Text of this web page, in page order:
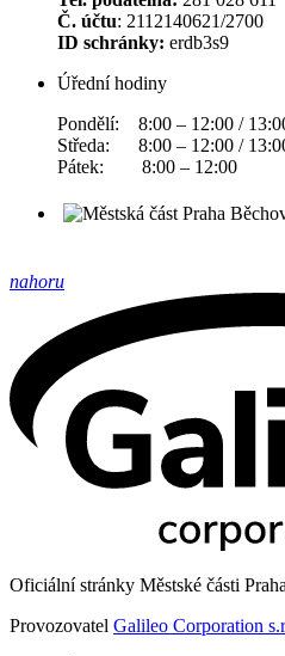
Č. účtu: 2112140621/2700
ID schránky: erdb3s9
Úřední hodiny
Pondělí: 8:00 – 12:00 /
Středa: 8:00 – 12:00 /
Pátek: 8:00 – 12:00
nahoru
Oficiální stránky Městské části
Provozovatel Galileo Corporation